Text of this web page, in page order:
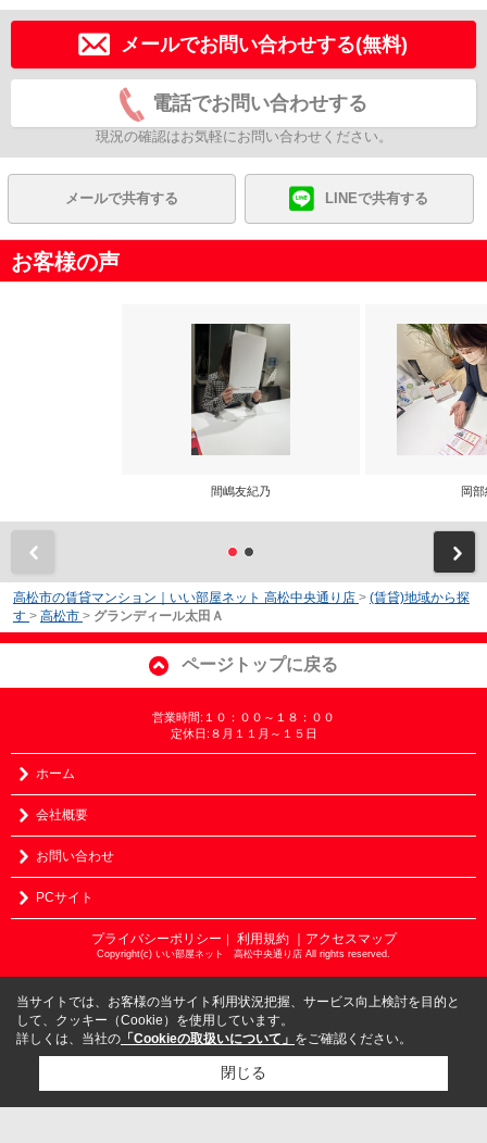
メールでお問い合わせする(無料)
電話でお問い合わせする
現況の確認はお気軽にお問い合わせください。
メールで共有する LINEで共有する
お客様の声
間嶋友紀乃 岡
高松市の賃貸マンション｜いい部屋ネット 高松中央通り店 > (賃貸)地域から探
す > 高松市 > グランディール太田Ａ
ページトップに戻る
営業時間:１０：００～１８：００
定休日:８月１１月～１５日
ホーム
会社概要
お問い合わせ
PCサイト
プライバシーポリシー 利用規約 ｜アクセスマップ
Copyright(c) いい部屋ネット 高松中央通り店 All rights reserved.
当サイトでは、お客様の当サイト利用状況把握、サービス向上検討を目的と
して、クッキー（Cookie）を使用しています。
詳しくは、当社の 「Cookieの取扱いについて」 をご確認ください。
閉じる